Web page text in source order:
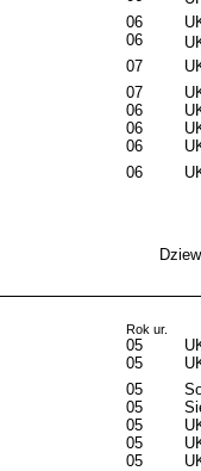
06
06
07
07
06
06
06
06
Rok ur.
05
05
05
05
05
05
05